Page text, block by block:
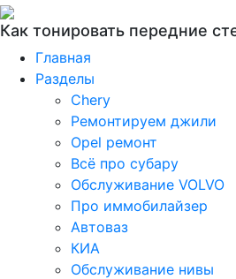
Как тонировать передние
Главная
Разделы
Chery
Ремонтируем джили
Opel ремонт
Всё про субару
Обслуживание VOLVO
Про иммобилайзер
Автоваз
КИА
Обслуживание нивы